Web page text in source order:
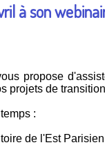
à son
propose
projets de
:
de l'Est Parisien